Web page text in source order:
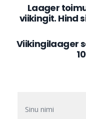
Laager
viikingit. Hind
Viikingilaager